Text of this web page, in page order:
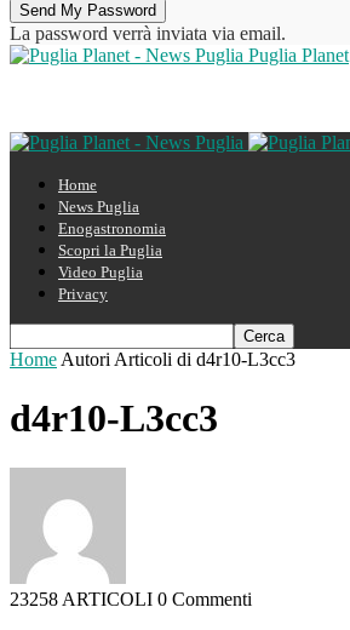
La password verrà inviata via email.
Puglia Planet
Home
News Puglia
Enogastronomia
Scopri la Puglia
Video Puglia
Privacy
Home Autori Articoli di d4r10-L3cc3
d4r10-L3cc3
23258 ARTICOLI 0 Commenti